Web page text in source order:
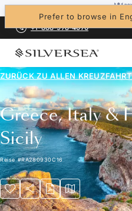
Prefer to browse in
+1-888-978-4070
ZURÜCK ZU ALLEN
Greece, Italy &
Sicily
Reise#RA280930C16